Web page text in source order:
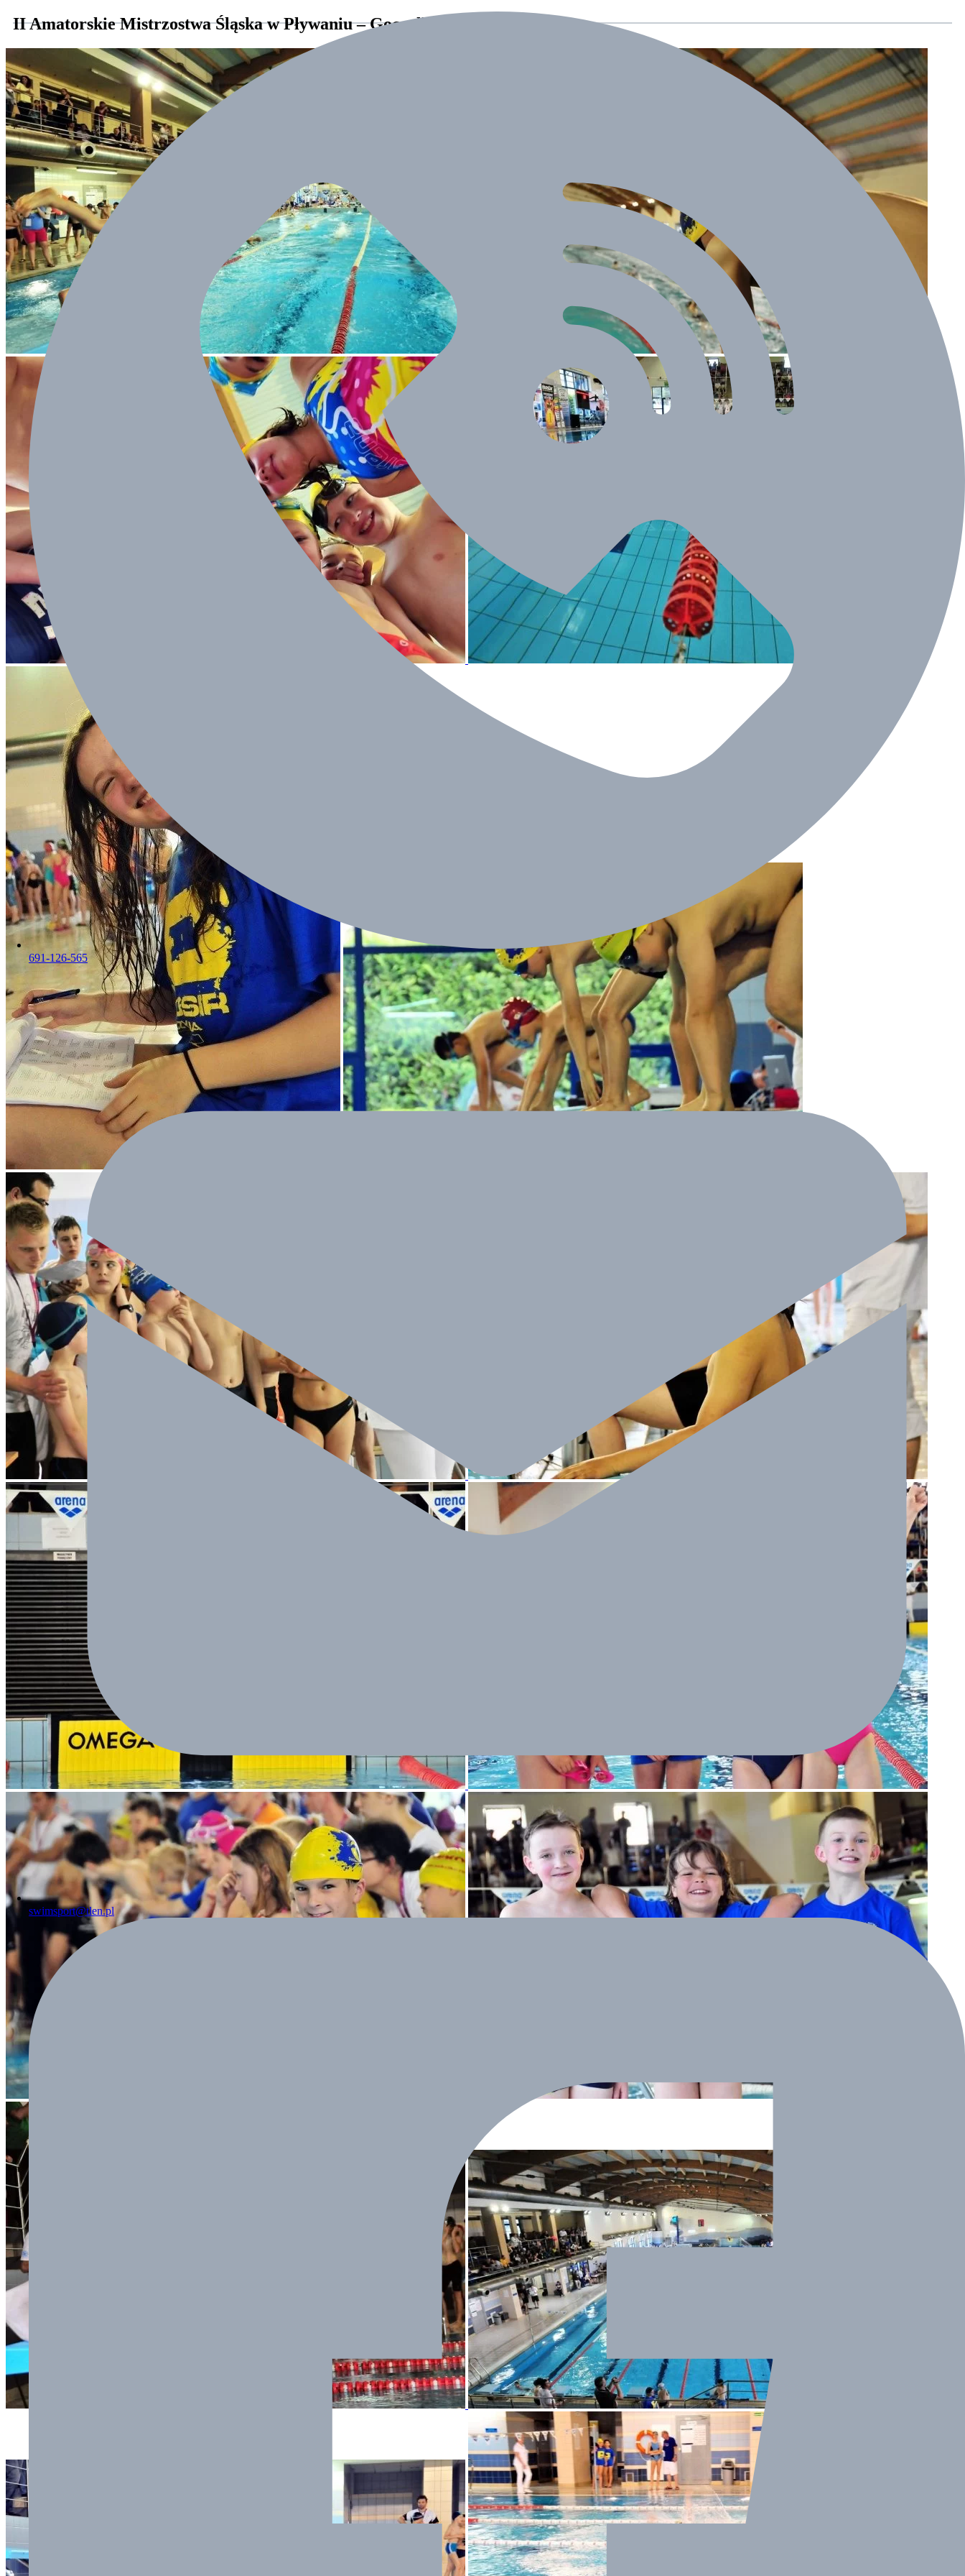
691-126-565
swimsport@tlen.pl
II Amatorskie Mistrzostwa Śląska w Pływaniu – Goczałkowice 2015